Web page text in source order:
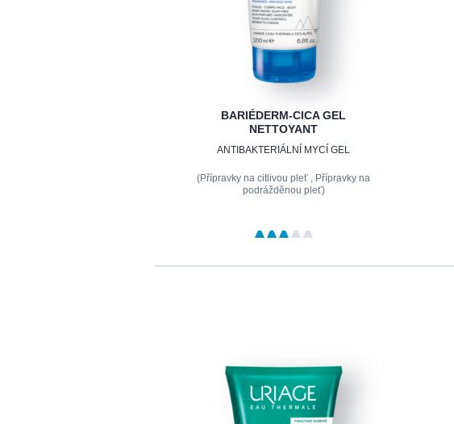
BARIÉDERM-CICA GEL
NETTOYANT
ANTIBAKTERIÁLNÍ MYCÍ GEL
(Přípravky na citlivou pleť , Přípravky na
podrážděnou pleť)